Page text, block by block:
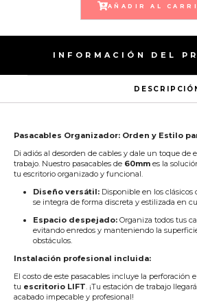
AÑADIR AL
INFORMACIÓN DEL
Pasacables Organizador: Orden y Estilo
Di adiós al desorden de cables y dale un toque de
trabajo. Nuestro pasacables de 60mm es la
tu escritorio organizado y funcional.
Diseño versátil:Disponible en los clásicos
se integra de forma discreta y estilizada en
Espacio despejado:Organiza todos tus
evitando enredos y manteniendo la
obstáculos.
Instalación profesional incluida:
El costo de este pasacables incluye la perforación
tu escritorio LIFT. ¡Tu estación de trabajo
acabado impecable y profesional!